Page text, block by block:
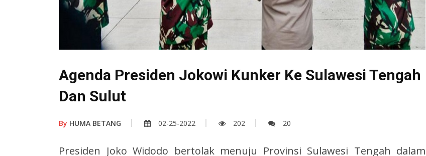
Agenda Presiden Jokowi Kunker Ke Sulawesi Tengah
Dan Sulut
By HUMA BETANG 02-25-2022 202 20
Presiden Joko Widodo bertolak menuju Provinsi Sulawesi Tengah dalam